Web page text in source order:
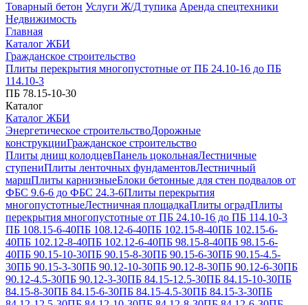
Товарный бетон Услуги Ж/Д тупика Аренда спецтехники
Недвижимость
Главная
Каталог ЖБИ
Гражданское строительство
Плиты перекрытия многопустотные от ПБ 24.10-16 до ПБ
114.10-3
ПБ 78.15-10-30
Каталог
Каталог ЖБИ
Энергетическое строительствоДорожные
конструкцииГражданское строительство
Плиты днищ колодцевПанель цокольнаяЛестничные
ступениПлиты ленточных фундаментовЛестничный
маршПлиты карнизныеБлоки бетонные для стен подвалов от
ФБС 9.6-6 до ФБС 24.3-6Плиты перекрытия
многопустотныеЛестничная площадкаПлиты оградПлиты
перекрытия многопустотные от ПБ 24.10-16 до ПБ 114.10-3
ПБ 108.15-6-40ПБ 108.12-6-40ПБ 102.15-8-40ПБ 102.15-6-
40ПБ 102.12-8-40ПБ 102.12-6-40ПБ 98.15-8-40ПБ 98.15-6-
40ПБ 90.15-10-30ПБ 90.15-8-30ПБ 90.15-6-30ПБ 90.15-4.5-
30ПБ 90.15-3-30ПБ 90.12-10-30ПБ 90.12-8-30ПБ 90.12-6-30ПБ
90.12-4.5-30ПБ 90.12-3-30ПБ 84.15-12.5-30ПБ 84.15-10-30ПБ
84.15-8-30ПБ 84.15-6-30ПБ 84.15-4.5-30ПБ 84.15-3-30ПБ